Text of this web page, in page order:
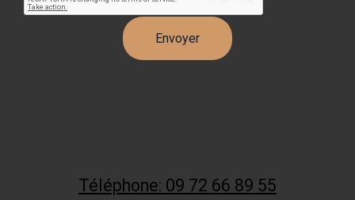
Téléphone: 09 72 66 89 55